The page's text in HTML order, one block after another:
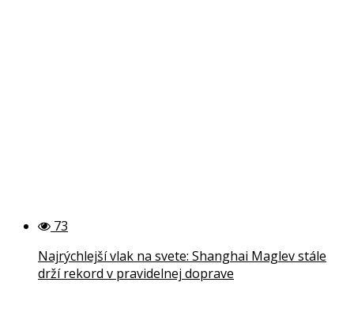
73
Najrýchlejší vlak na svete: Shanghai Maglev stále
drží rekord v pravidelnej doprave